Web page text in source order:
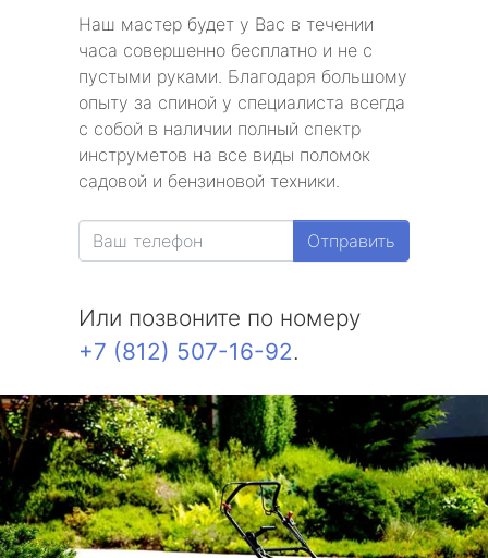
Наш мастер будет у Вас в течении
часа совершенно бесплатно и не с
пустыми руками. Благодаря большому
опыту за спиной у специалиста всегда
с собой в наличии полный спектр
инструметов на все виды поломок
садовой и бензиновой техники.
Отправить
Или позвоните по номеру
+7 (812) 507-16-92.